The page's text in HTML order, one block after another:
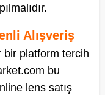
Alışveriş
bir platform tercih
bu
lens satış